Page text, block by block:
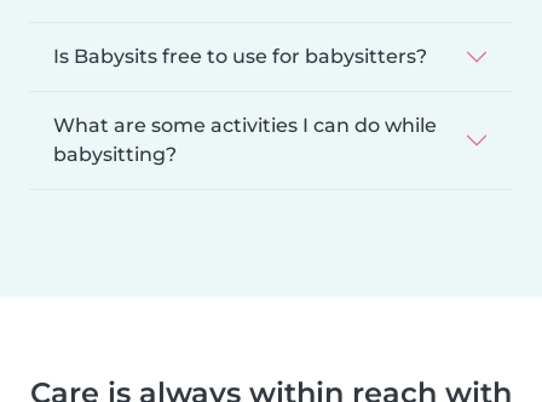
Is Babysits free to use for babysitters?
What are some activities I can do while
babysitting?
Care is always within reach with